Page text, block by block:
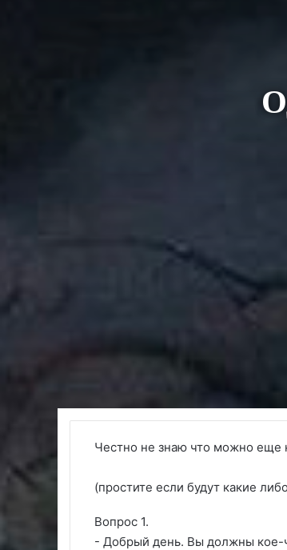
Честно не знаю что можно еще
(простите если будут какие
Вопрос 1.
- Добрый день. Вы должны кое-